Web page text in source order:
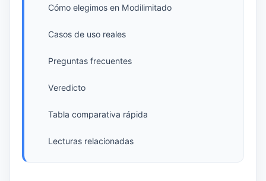
Cómo elegimos en Modilimitado
Casos de uso reales
Preguntas frecuentes
Veredicto
Tabla comparativa rápida
Lecturas relacionadas